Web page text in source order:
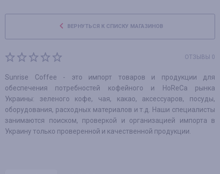
ВЕРНУТЬСЯ К СПИСКУ МАГАЗИНОВ
ОТЗЫВЫ 0
Sunrise Coffee - это импорт товаров и продукции для
обеспечения потребностей кофейного и HoReCa рынка
Украины: зеленого кофе, чая, какао, аксессуаров, посуды,
оборудования, расходных материалов и т.д. Наши специалисты
занимаются поиском, проверкой и организацией импорта в
Украину только проверенной и качественной продукции.